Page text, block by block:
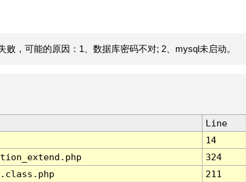
败，可能的原因：1、数据库密码不对; 2、mysql未启动。
Line
14
324
211